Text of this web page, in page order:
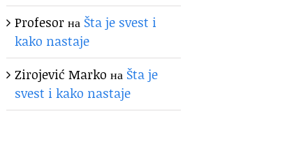
Profesorна Šta je svest i
kako nastaje
Zirojević Marko на Šta je
svest i kako nastaje